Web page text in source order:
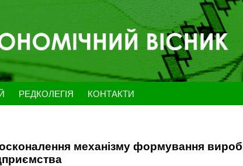
РЕДКОЛЕГІЯ КОНТАКТИ
механізму формування